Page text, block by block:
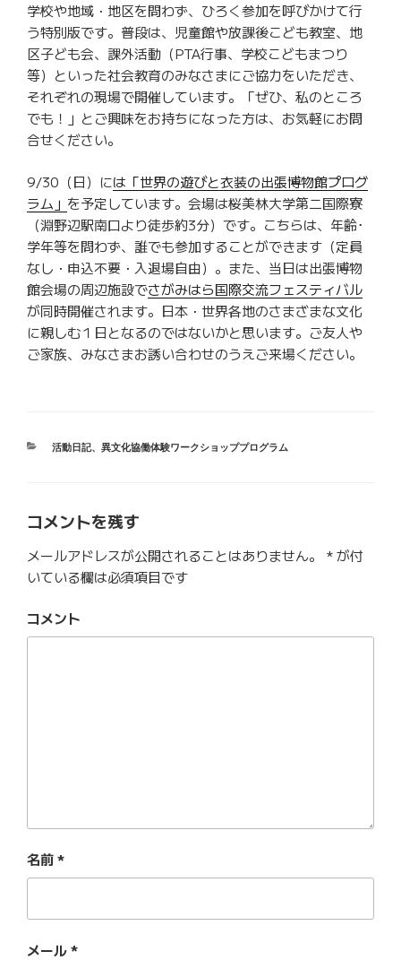
学校や地域・地区を問わず、ひろく参加を呼びかけて行
う特別版です。普段は、児童館や放課後こども教室、地
区子ども会、課外活動（PTA行事、学校こどもまつり
等）といった社会教育のみなさまにご協力をいただき、
それぞれの現場で開催しています。「ぜひ、私のところ
でも！」とご興味をお持ちになった方は、お気軽にお問
合せください。
9/30（日）には「世界の遊びと衣装の出張博物館プログ
ラム」 を予定しています。会場は桜美林大学第二国際寮
（淵野辺駅南口より徒歩約3分）です。こちらは、年齢･
学年等を問わず、誰でも参加することができます（定員
なし・申込不要・入退場自由）。また、当日は出張博物
館会場の周辺施設でさがみはら国際交流フェスティバル
が同時開催されます。日本・世界各地のさまざまな文化
に親しむ１日となるのではないかと思います。ご友人や
ご家族、みなさまお誘い合わせのうえご来場ください。
カ
活動日記、 異文化協働体験ワークショッププログラム
コメントを残す
メールアドレスが公開されることはありません。 *が付
いている欄は必須項目です
コメント
名前*
メール*